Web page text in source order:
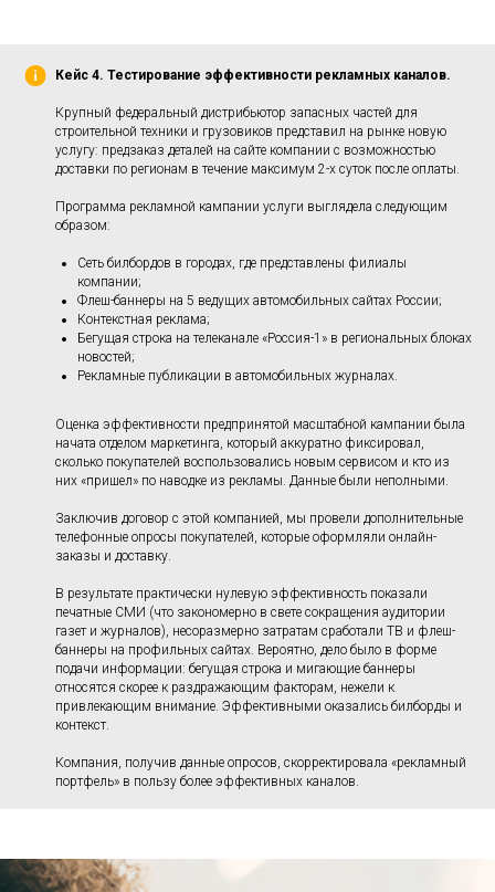
Кейс 4. Тестирование эффективности рекламных каналов.
Крупный федеральный дистрибьютор запасных частей для
строительной техники и грузовиков представил на рынке новую
услугу: предзаказ деталей на сайте компании с возможностью
доставки по регионам в течение максимум 2-х суток после оплаты.
Программа рекламной кампании услуги выглядела следующим
образом:
Сеть билбордов в городах, где представлены филиалы
компании;
Флеш-баннеры на 5 ведущих автомобильных сайтах России;
Контекстная реклама;
Бегущая строка на телеканале «Россия-1» в региональных блоках
новостей;
Рекламные публикации в автомобильных журналах.
Оценка эффективности предпринятой масштабной кампании была
начата отделом маркетинга, который аккуратно фиксировал,
сколько покупателей воспользовались новым сервисом и кто из
них «пришел» по наводке из рекламы. Данные были неполными.
Заключив договор с этой компанией, мы провели дополнительные
телефонные опросы покупателей, которые оформляли онлайн-
заказы и доставку.
В результате практически нулевую эффективность показали
печатные СМИ (что закономерно в свете сокращения аудитории
газет и журналов), несоразмерно затратам сработали ТВ и флеш-
баннеры на профильных сайтах. Вероятно, дело было в форме
подачи информации: бегущая строка и мигающие баннеры
относятся скорее к раздражающим факторам, нежели к
привлекающим внимание. Эффективными оказались билборды и
контекст.
Компания, получив данные опросов, скорректировала «рекламный
портфель» в пользу более эффективных каналов.